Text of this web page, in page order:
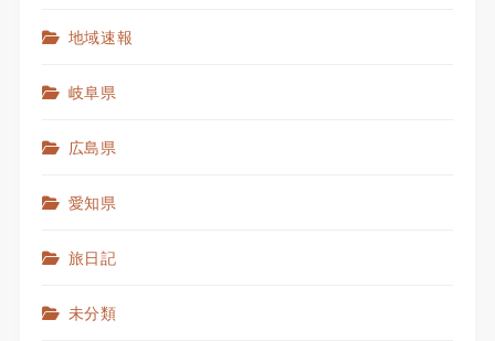
地域速報
岐阜県
広島県
愛知県
旅日記
未分類